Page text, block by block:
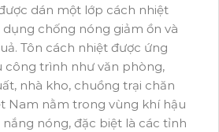
dán một lớp cách nhiệt
dụng chống nóng giảm ồn và
Tôn cách nhiệt được ứng
công trình như văn phòng,
nhà kho, chuồng trại chăn
Nam nằm trong vùng khí hậu
nắng nóng, đặc biệt là các tỉnh